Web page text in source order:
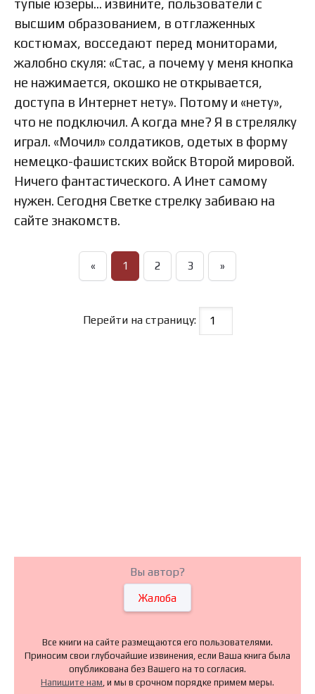
тупые юзеры… извините, пользователи с
высшим образованием, в отглаженных
костюмах, восседают перед мониторами,
жалобно скуля: «Стас, а почему у меня кнопка
не нажимается, окошко не открывается,
доступа в Интернет нету». Потому и «нету»,
что не подключил. А когда мне? Я в стрелялку
играл. «Мочил» солдатиков, одетых в форму
немецко-фашистских войск Второй мировой.
Ничего фантастического. А Инет самому
нужен. Сегодня Светке стрелку забиваю на
сайте знакомств.
« 1 2 3 »
Перейти на страницу:
Вы автор?
Жалоба
Все книги на сайте размещаются его пользователями.
Приносим свои глубочайшие извинения, если Ваша книга была
опубликована без Вашего на то согласия.
Напишите нам, и мы в срочном порядке примем меры.